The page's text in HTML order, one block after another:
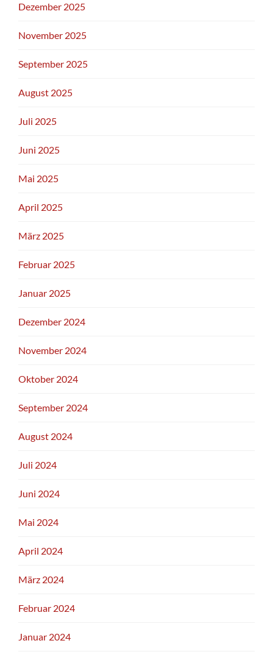
Dezember 2025
November 2025
September 2025
August 2025
Juli 2025
Juni 2025
Mai 2025
April 2025
März 2025
Februar 2025
Januar 2025
Dezember 2024
November 2024
Oktober 2024
September 2024
August 2024
Juli 2024
Juni 2024
Mai 2024
April 2024
März 2024
Februar 2024
Januar 2024